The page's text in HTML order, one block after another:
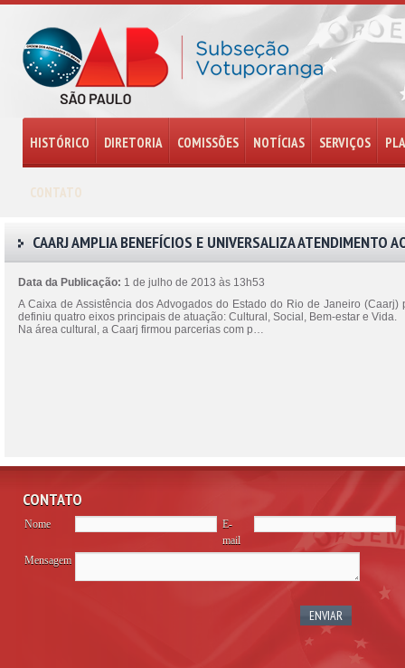
HISTÓRICO DIRETORIA COMISSÕES NOTÍCIAS SERVIÇOS
CONTATO
CAARJ AMPLIA BENEFÍCIOS E UNIVERSALIZA ATENDIMENTO
Data da Publicação: 1 de julho de 2013 às 13h53
A Caixa de Assistência dos Advogados do Estado do Rio de Janeiro
definiu quatro eixos principais de atuação: Cultural, Social, Bem-estar e Vida.
Na área cultural, a Caarj firmou parcerias com p…
CONTATO
Nome
E-
mail
Mensagem